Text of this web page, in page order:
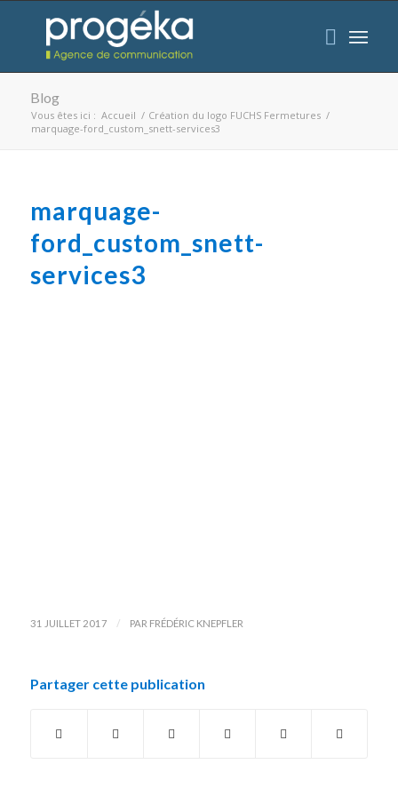
Blog
Vous êtes ici : Accueil / Création du logo FUCHS Fermetures /
marquage-ford_custom_snett-services3
marquage-
ford_custom_snett-
services3
31 JUILLET 2017 / PAR FRÉDÉRIC KNEPFLER
Partager cette publication